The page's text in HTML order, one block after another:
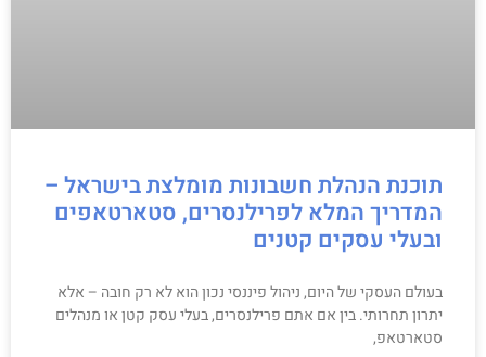
תוכנת הנהלת חשבונות מומלצת בישראל –
המדריך המלא לפרילנסרים, סטארטאפים
ובעלי עסקים קטנים
בעולם העסקי של היום, ניהול פיננסי נכון הוא לא רק חובה – אלא
יתרון תחרותי. בין אם אתם פרילנסרים, בעלי עסק קטן או מנהלים
סטארטאפ,